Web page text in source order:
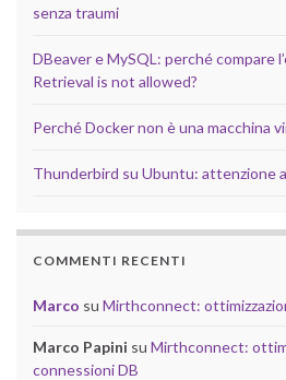
senza traumi
DBeaver e MySQL: perché compare
Retrieval is not allowed?
Perché Docker non è una macchina
Thunderbird su Ubuntu: attenzione
COMMENTI RECENTI
Marco su Mirthconnect:
Marco Papini su Mirthconnect:
connessioni DB